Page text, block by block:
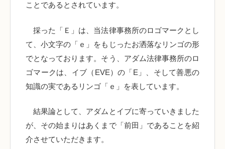
ことであるとされています。
採った「Ｅ」は、当法律事務所のロゴマークとし
て、小文字の「ｅ」をもじったお洒落なリンゴの形
でとなっております。そう、アダム法律事務所のロ
ゴマークは、イブ（EVE）の「E」、そして善悪の
知識の実であるリンゴ「ｅ」を表しています。
結果論として、アダムとイブに寄っていきました
が、その始まりはあくまで「前田」であることを紹
介させていただきます。